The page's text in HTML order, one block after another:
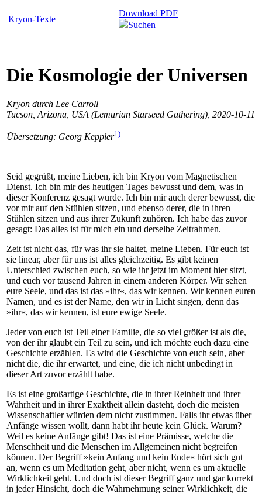
Kryon-Texte
Download PDF
Suchen
Die Kosmologie der Universen
Kryon durch Lee Carroll
Tucson, Arizona, USA (Lemurian Starseed Gathering), 2020-10-11
Übersetzung: Georg Keppler1)
Seid gegrüßt, meine Lieben, ich bin Kryon vom Magnetischen
Dienst. Ich bin mir des heutigen Tages bewusst und dem, was in
dieser Konferenz gesagt wurde. Ich bin mir auch derer bewusst, die
vor mir auf den Stühlen sitzen, und ebenso derer, die in ihren
Stühlen sitzen und aus ihrer Zukunft zuhören. Ich habe das zuvor
gesagt: Das alles ist für mich ein und derselbe Zeitrahmen.
Zeit ist nicht das, für was ihr sie haltet, meine Lieben. Für euch ist
sie linear, aber für uns ist alles gleichzeitig. Es gibt keinen
Unterschied zwischen euch, so wie ihr jetzt im Moment hier sitzt,
und euch vor tausend Jahren in einem anderen Körper. Wir sehen
eure Seele, und das ist das »ihr«, das wir kennen. Wir kennen euren
Namen, und es ist der Name, den wir in Licht singen, denn das
»ihr«, das wir kennen, ist eure ewige Seele.
Jeder von euch ist Teil einer Familie, die so viel größer ist als die,
von der ihr glaubt ein Teil zu sein, und ich möchte euch dazu eine
Geschichte erzählen. Es wird die Geschichte von euch sein, aber
nicht die, die ihr erwartet, und eine, die ich nicht unbedingt in
dieser Art zuvor erzählt habe.
Es ist eine großartige Geschichte, die in ihrer Reinheit und ihrer
Wahrheit und in ihrer Exaktheit allein dasteht, doch die meisten
Wissenschaftler würden dem nicht zustimmen. Falls ihr etwas über
Anfänge wissen wollt, dann habt ihr heute kein Glück. Warum?
Weil es keine Anfänge gibt! Das ist eine Prämisse, welche die
Menschheit und die Menschen im Allgemeinen nicht begreifen
können. Der Begriff »kein Anfang und kein Ende« hört sich gut
an, wenn es um Meditation geht, aber nicht, wenn es um aktuelle
Wirklichkeit geht. Und doch ist dieser Begriff ganz und gar korrekt
in jeder Hinsicht, doch die Wahrnehmung seiner Wirklichkeit, die